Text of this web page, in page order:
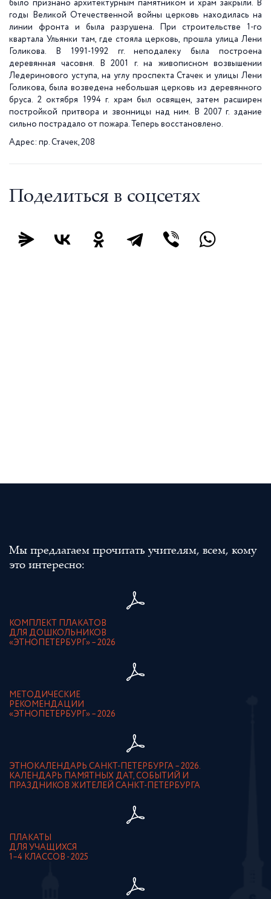
было признано архитектурным памятником и храм закрыли. В
годы Великой Отечественной войны церковь находилась на
линии фронта и была разрушена. При строительстве 1-го
квартала Ульянки там, где стояла церковь, прошла улица Лени
Голикова. В 1991-1992 гг. неподалеку была построена
деревянная часовня. В 2001 г. на живописном возвышении
Ледеринового уступа, на углу проспекта Стачек и улицы Лени
Голикова, была возведена небольшая церковь из деревянного
бруса. 2 октября 1994 г. храм был освящен, затем расширен
постройкой притвора и звонницы над ним. В 2007 г. здание
сильно пострадало от пожара. Теперь восстановлено.
Адрес: пр. Стачек, 208
Поделиться в соцсетях
Мы предлагаем прочитать учителям, всем, кому
это интересно:
КОМПЛЕКТ ПЛАКАТОВ
ДЛЯ ДОШКОЛЬНИКОВ
«ЭТНОПЕТЕРБУРГ» – 2026
МЕТОДИЧЕСКИЕ
РЕКОМЕНДАЦИИ
«ЭТНОПЕТЕРБУРГ» – 2026
ЭТНОКАЛЕНДАРЬ САНКТ-ПЕТЕРБУРГА – 2026.
КАЛЕНДАРЬ ПАМЯТНЫХ ДАТ, СОБЫТИЙ И
ПРАЗДНИКОВ ЖИТЕЛЕЙ САНКТ-ПЕТЕРБУРГА
ПЛАКАТЫ
ДЛЯ УЧАЩИХСЯ
1–4 КЛАССОВ - 2025